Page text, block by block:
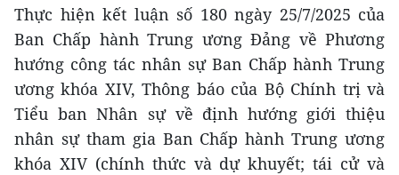
Thực hiện kết luận số 180 ngày 25/7/2025 của
Ban Chấp hành Trung ương Đảng về Phương
hướng công tác nhân sự Ban Chấp hành Trung
ương khóa XIV, Thông báo của Bộ Chính trị và
Tiểu ban Nhân sự về định hướng giới thiệu
nhân sự tham gia Ban Chấp hành Trung ương
khóa XIV (chính thức và dự khuyết; tái cử và